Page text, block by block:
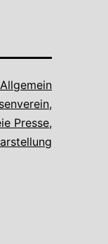
Allgemein
,
Presse,